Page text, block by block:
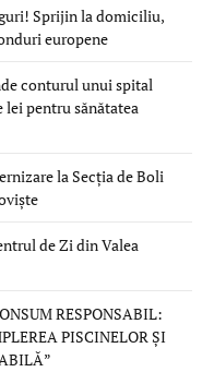
Sprijin la domiciliu,
europene
conturul unui spital
pentru sănătatea
la Secția de Boli
de Zi din Valea
RESPONSABIL:
PISCINELOR ȘI